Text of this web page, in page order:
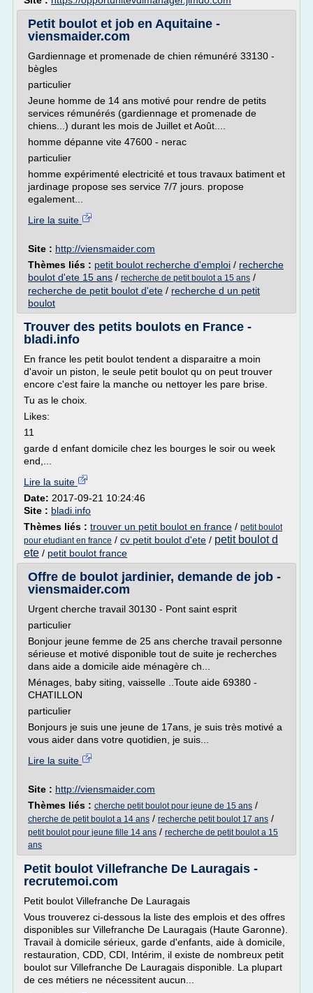
Petit boulot et job en Aquitaine -
viensmaider.com
Gardiennage et promenade de chien rémunéré 33130 -
bègles
particulier
Jeune homme de 14 ans motivé pour rendre de petits
services rémunérés (gardiennage et promenade de
chiens...) durant les mois de Juillet et Août....
homme dépanne vite 47600 - nerac
particulier
homme expérimenté electricité et tous travaux batiment et
jardinage propose ses service 7/7 jours. propose
egalement...
Lire la suite
Site : http://viensmaider.com
Thèmes liés : petit boulot recherche d'emploi / recherche
boulot d'ete 15 ans / recherche de petit boulot a 15 ans /
recherche de petit boulot d'ete / recherche d un petit
boulot
Trouver des petits boulots en France -
bladi.info
En france les petit boulot tendent a disparaitre a moin
d'avoir un piston, le seule petit boulot qu on peut trouver
encore c'est faire la manche ou nettoyer les pare brise.
Tu as le choix.
Likes:
11
garde d enfant domicile chez les bourges le soir ou week
end,...
Lire la suite
Date: 2017-09-21 10:24:46
Site : bladi.info
Thèmes liés : trouver un petit boulot en france / petit boulot
pour etudiant en france / cv petit boulot d'ete / petit boulot d
ete / petit boulot france
Offre de boulot jardinier, demande de job -
viensmaider.com
Urgent cherche travail 30130 - Pont saint esprit
particulier
Bonjour jeune femme de 25 ans cherche travail personne
sérieuse et motivé disponible tout de suite je recherches
dans aide a domicile aide ménagère ch...
Ménages, baby siting, vaisselle ..Toute aide 69380 -
CHATILLON
particulier
Bonjours je suis une jeune de 17ans, je suis très motivé a
vous aider dans votre quotidien, je suis...
Lire la suite
Site : http://viensmaider.com
Thèmes liés : cherche petit boulot pour jeune de 15 ans /
cherche de petit boulot a 14 ans / recherche petit boulot 17 ans /
petit boulot pour jeune fille 14 ans / recherche de petit boulot a 15
ans
Petit boulot Villefranche De Lauragais -
recrutemoi.com
Petit boulot Villefranche De Lauragais
Vous trouverez ci-dessous la liste des emplois et des offres
disponibles sur Villefranche De Lauragais (Haute Garonne).
Travail à domicile sérieux, garde d'enfants, aide à domicile,
restauration, CDD, CDI, Intérim, il existe de nombreux petit
boulot sur Villefranche De Lauragais disponible. La plupart
de ces métiers ne nécessitent aucun...